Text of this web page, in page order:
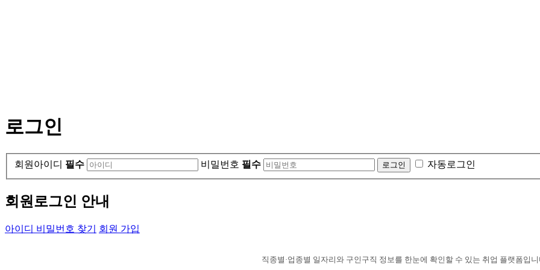
로그인
회원아이디 필수 비밀번호 필수 자동로그인
회원로그인 안내
아이디 비밀번호 찾기 회원 가입
직종별·업종별 일자리와 구인구직 정보를 한눈에 확인할 수 있는 취업 플랫폼입